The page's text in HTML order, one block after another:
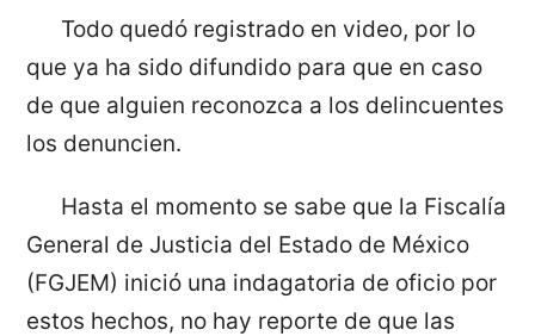
Todo quedó registrado en video, por lo
que ya ha sido difundido para que en caso
de que alguien reconozca a los delincuentes
los denuncien.
Hasta el momento se sabe que la Fiscalía
General de Justicia del Estado de México
(FGJEM) inició una indagatoria de oficio por
estos hechos, no hay reporte de que las